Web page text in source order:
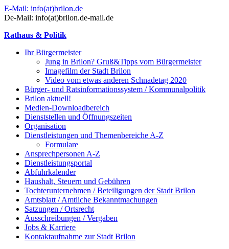
E-Mail: info(at)brilon.de
De-Mail: info(at)brilon.de-mail.de
Rathaus & Politik
Ihr Bürgermeister
Jung in Brilon? Gruß&Tipps vom Bürgermeister
Imagefilm der Stadt Brilon
Video vom etwas anderen Schnadetag 2020
Bürger- und Ratsinformationssystem / Kommunalpolitik
Brilon aktuell!
Medien-Downloadbereich
Dienststellen und Öffnungszeiten
Organisation
Dienstleistungen und Themenbereiche A-Z
Formulare
Ansprechpersonen A-Z
Dienstleistungsportal
Abfuhrkalender
Haushalt, Steuern und Gebühren
Tochterunternehmen / Beteiligungen der Stadt Brilon
Amtsblatt / Amtliche Bekanntmachungen
Satzungen / Ortsrecht
Ausschreibungen / Vergaben
Jobs & Karriere
Kontaktaufnahme zur Stadt Brilon